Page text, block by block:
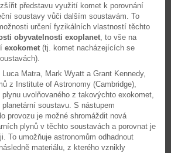
představu využití komet k porovnání
soustavy vůči dalším soustavám. To
určení fyzikálních vlastností těchto
obyvatelnosti exoplanet, to vše na
exokomet (tj. komet nacházejících se
Luca Matra, Mark Wyatt a Grant Kennedy,
z Institute of Astronomy (Cambridge),
uvolňovaného z takovýchto exokomet,
soustavu. S nástupem
provozu je možné shromáždit nová
plynů v těchto soustavách a porovnat je
To umožňuje astronomům odhadnout
materiálu, z kterého vznikly